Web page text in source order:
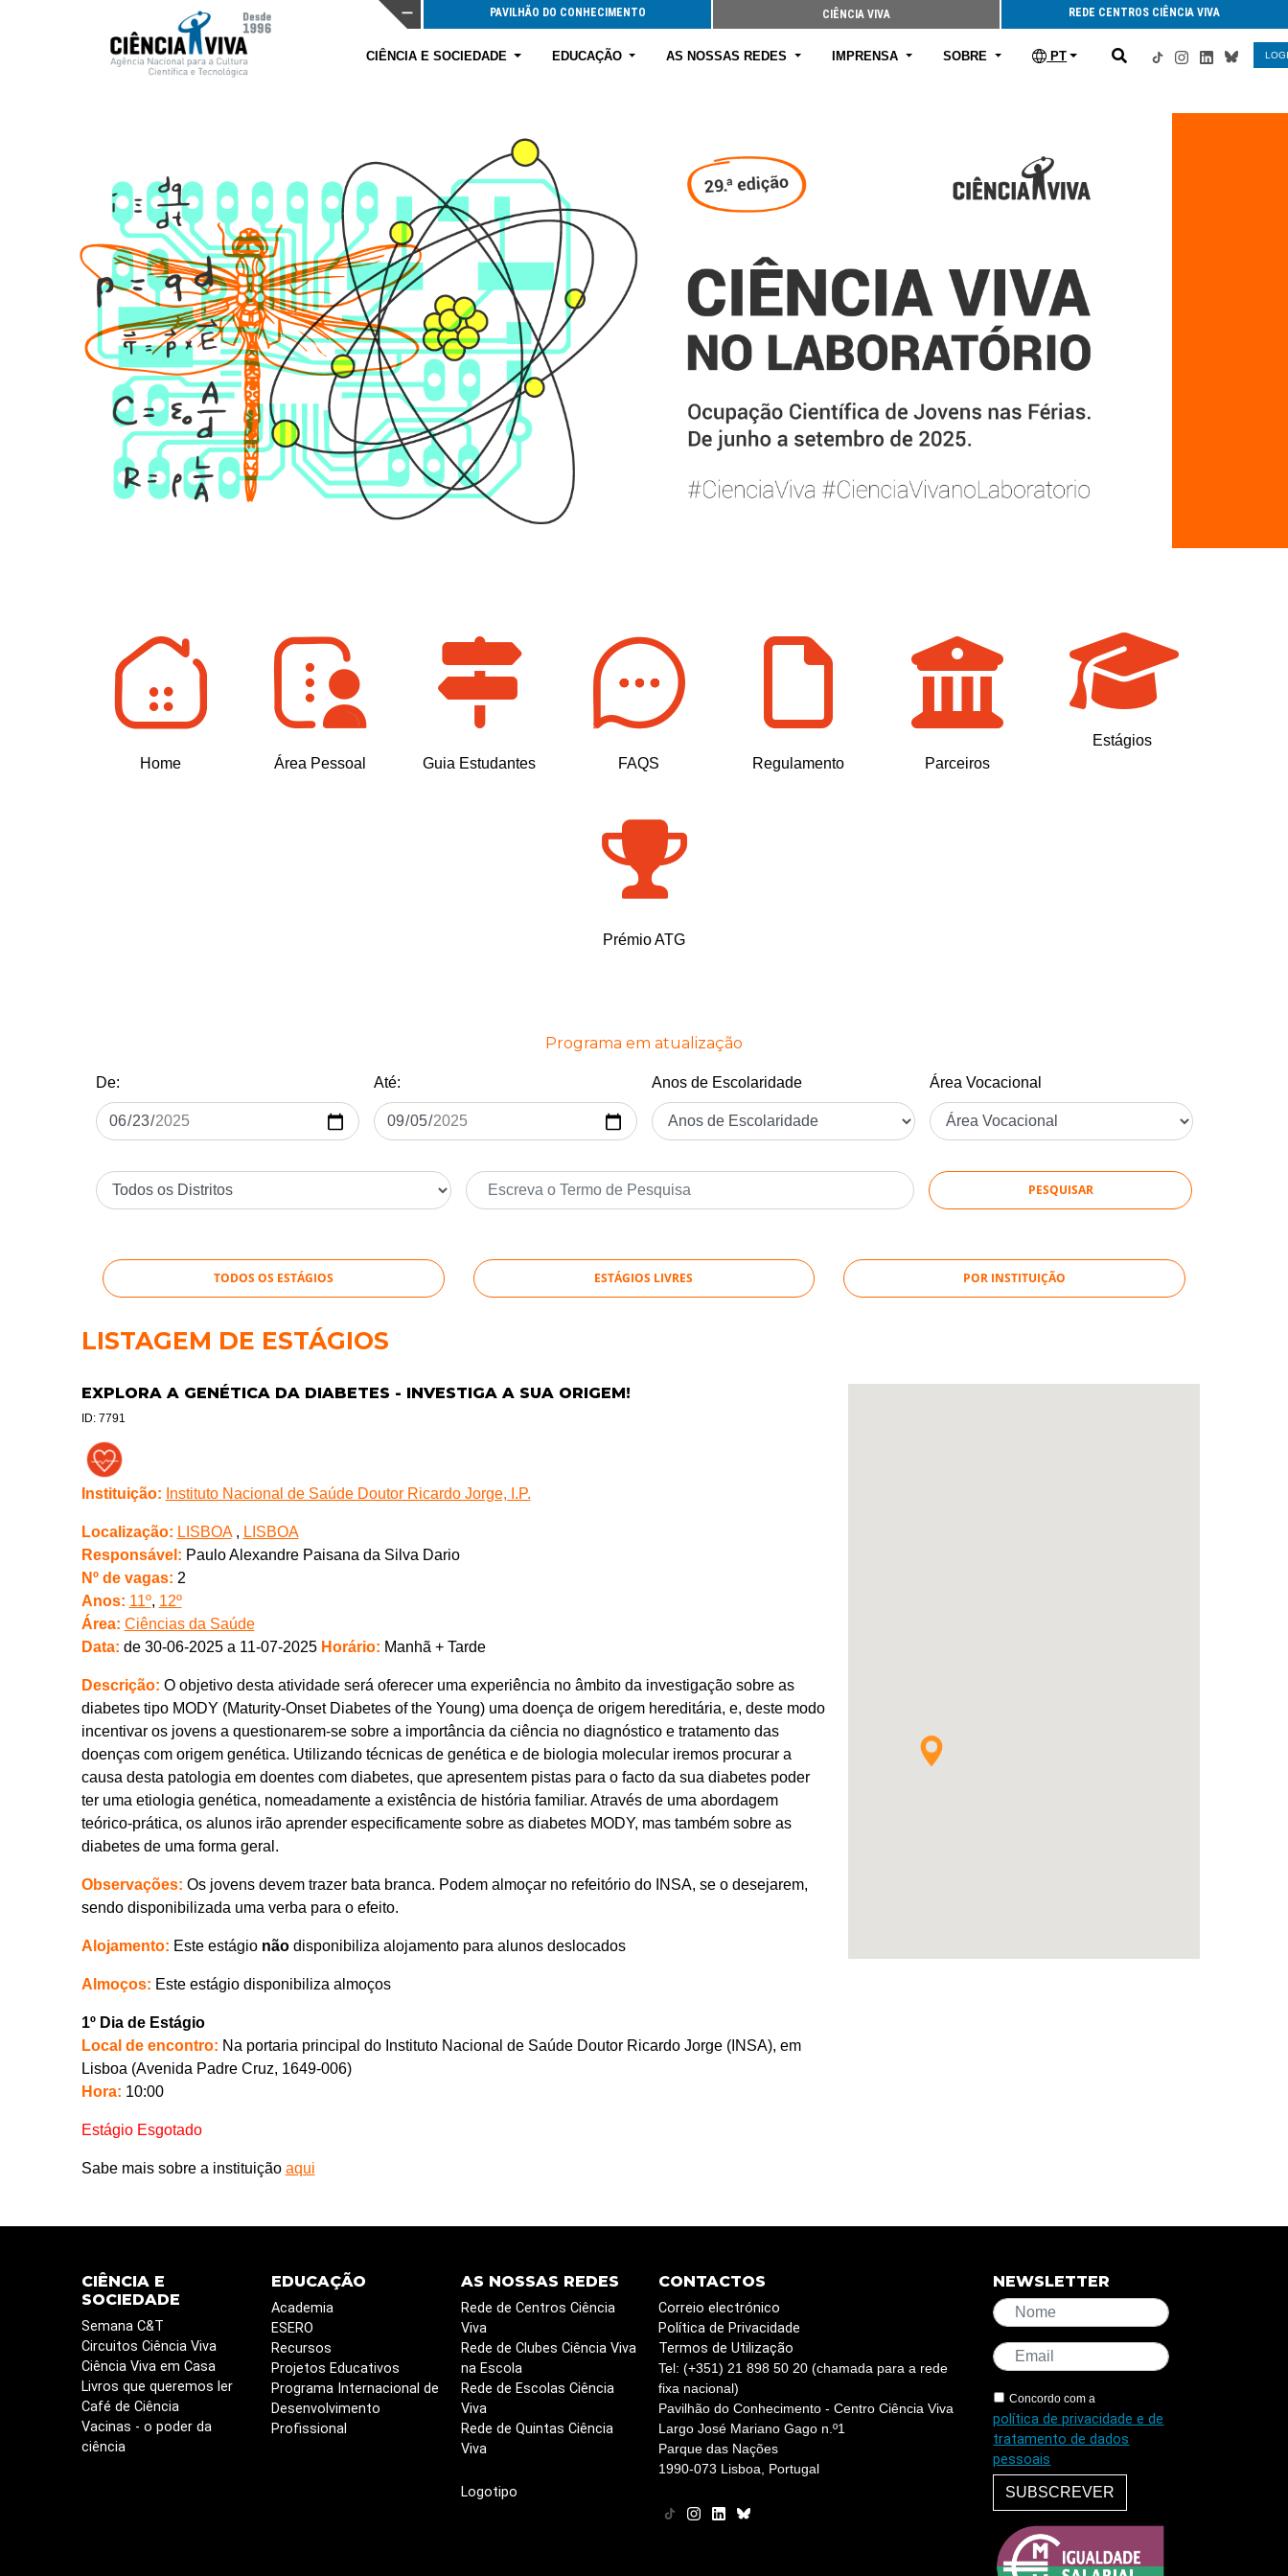
PAVILHÃO DO CONHECIMENTO CIÊNCIA VIVA REDE CENTROS CIÊNCIA VIVA
CIÊNCIA E SOCIEDADE EDUCAÇÃO AS NOSSAS REDES IMPRENSA SOBRE PT
Home Área Pessoal Guia Estudantes FAQS Regulamento Parceiros
Estágios
Prémio ATG
Programa em atualização
De: Até: Anos de Escolaridade Área Vocacional
TODOS OS ESTÁGIOS ESTÁGIOS LIVRES POR INSTITUIÇÃO
LISTAGEM DE ESTÁGIOS
EXPLORA A GENÉTICA DA DIABETES - INVESTIGA A SUA ORIGEM!
ID: 7791
Instituição: Instituto Nacional de Saúde Doutor Ricardo Jorge, I.P.
Localização: LISBOA, LISBOA
Responsável: Paulo Alexandre Paisana da Silva Dario
Nº de vagas: 2
Anos: 11º, 12º
Área: Ciências da Saúde
Data: de 30-06-2025 a 11-07-2025 Horário: Manhã + Tarde
Descrição: O objetivo desta atividade será oferecer uma experiência no âmbito da investigação sobre as
diabetes tipo MODY (Maturity-Onset Diabetes of the Young) uma doença de origem hereditária, e, deste modo
incentivar os jovens a questionarem-se sobre a importância da ciência no diagnóstico e tratamento das
doenças com origem genética. Utilizando técnicas de genética e de biologia molecular iremos procurar a
causa desta patologia em doentes com diabetes, que apresentem pistas para o facto da sua diabetes poder
ter uma etiologia genética, nomeadamente a existência de história familiar. Através de uma abordagem
teórico-prática, os alunos irão aprender especificamente sobre as diabetes MODY, mas também sobre as
diabetes de uma forma geral.
Observações: Os jovens devem trazer bata branca. Podem almoçar no refeitório do INSA, se o desejarem,
sendo disponibilizada uma verba para o efeito.
Alojamento: Este estágio nãodisponibiliza alojamento para alunos deslocados
Almoços: Este estágio disponibiliza almoços
1º Dia de Estágio
Local de encontro: Na portaria principal do Instituto Nacional de Saúde Doutor Ricardo Jorge (INSA), em
Lisboa (Avenida Padre Cruz, 1649-006)
Hora: 10:00
Estágio Esgotado
Sabe mais sobre a instituição aqui
CIÊNCIA E
SOCIEDADE
Semana C&T
Circuitos Ciência Viva
Ciência Viva em Casa
Livros que queremos ler
Café de Ciência
Vacinas - o poder da
ciência
EDUCAÇÃO
Academia
ESERO
Recursos
Projetos Educativos
Programa Internacional de
Desenvolvimento
Profissional
AS NOSSAS REDES
Rede de Centros Ciência
Viva
Rede de Clubes Ciência Viva
na Escola
Rede de Escolas Ciência
Viva
Rede de Quintas Ciência
Viva
Logotipo
CONTACTOS
Correio electrónico
Política de Privacidade
Termos de Utilização
Tel: (+351) 21 898 50 20 (chamada para a rede
fixa nacional)
Pavilhão do Conhecimento - Centro Ciência Viva
Largo José Mariano Gago n.º1
Parque das Nações
1990-073 Lisboa, Portugal
NEWSLETTER
Concordo com a
política de privacidade e de
tratamento de dados
pessoais
SUBSCREVER